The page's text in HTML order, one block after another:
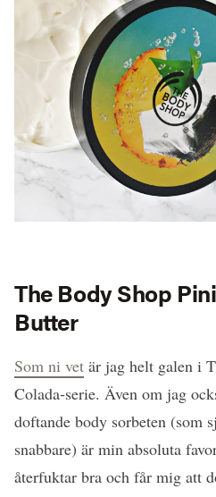
The Body Shop
Butter
Som ni vet är jag helt galen i
Colada-serie. Även om jag
doftande body sorbeten (som
snabbare) är min absoluta
återfuktar bra och får mig att